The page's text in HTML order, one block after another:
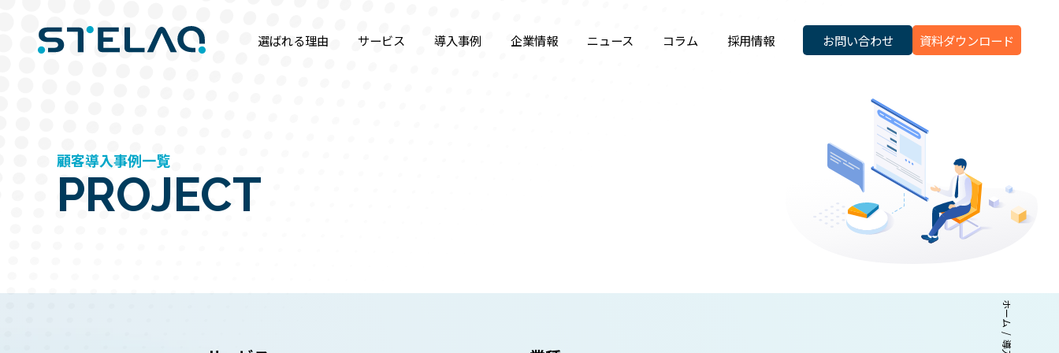
選ばれる理由 サービス 導入事例 企業情報 ニュース コラム 採用情報 お問い合わせ 資料ダウンロード
顧客導入事例一覧
PROJECT
ホーム